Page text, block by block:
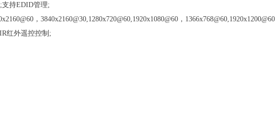
持EDID管理;
，3840x2160@30,1280x720@60,1920x1080@60，
红外遥控控制;